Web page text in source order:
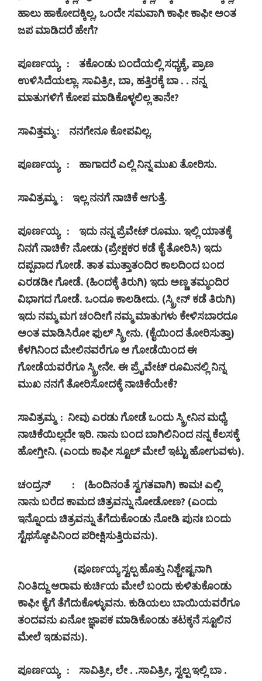
ಹಾಲು ಹಾಕೋದಕ್ಕಿಲ್ಲ, ಒಂದೇ ಸಮವಾಗಿ ಕಾಫೀ ಕಾಫೀ ಅಂತ
ಜಪ ಮಾಡಿದರೆ ಹೇಗೆ?
ಪೂರ್ಣಯ್ಯ: ತಕೊಂಡು ಬಂದೆಯಲ್ಲಿ ಸಧ್ಯಕ್ಕೆ, ಪ್ರಾಣ
ಉಳಿಸಿದೆಯಲ್ಲಾ. ಸಾವಿತ್ರೀ, ಬಾ, ಹತ್ತಿರಕ್ಕೆ ಬಾ . . ನನ್ನ
ಮಾತುಗಳಿಗೆ ಕೋಪ ಮಾಡಿಕೊಳ್ಳಲಿಲ್ಲ ತಾನೇ?
ಸಾವಿತ್ತಮ್ಮ : ನನಗೇನೂ ಕೋಪವಿಲ್ಲ.
ಪೂರ್ಣಯ್ಯ: ಹಾಗಾದರೆ ಎಲ್ಲಿ ನಿನ್ನ ಮುಖ ತೋರಿಸು.
ಸಾವಿತ್ರಮ್ಮ: ಇಲ್ಲ ನನಗೆ ನಾಚಿಕೆ ಆಗುತ್ತೆ.
ಪೂರ್ಣಯ್ಯ: ಇದು ನನ್ನ ಪ್ರೆವೇಟ್ ರೂಮು. ಇಲ್ಲಿ ಯಾತಕ್ಕೆ
ನಿನಗೆ ನಾಚಿಕೆ? ನೋಡು (ಪ್ರೇಕ್ಷಕರ ಕಡೆ ಕೈ ತೋರಿಸಿ) ಇದು
ದಪ್ಪವಾದ ಗೋಡೆ. ತಾತ ಮುತ್ತಾತಂದಿರ ಕಾಲದಿಂದ ಬಂದ
ಎರಡಡೀ ಗೋಡೆ. (ಹಿಂದಕ್ಕೆ ತಿರುಗಿ) ಇದು ಅಣ್ಣ ತಮ್ಮಂದಿರ
ವಿಭಾಗದ ಗೋಡೆ. ಒಂದೂ ಕಾಲಡೀದು. (ಸ್ಕ್ರೀನ್ ಕಡೆ ತಿರುಗಿ)
ಇದು ನಮ್ಮ ಮಗ ಚಂದೀಗೆ ನಮ್ಮ ಮಾತುಗಳು ಕೇಳಿಸಬಾರದೂ
ಅಂತ ಮಾಡಿಸಿರೋ ಫುಲ್ ಸ್ಕ್ರೀನು. (ಕೈಯಿಂದ ತೋರಿಸುತ್ತಾ)
ಕೆಳಗಿನಿಂದ ಮೇಲಿನವರೆಗೂ ಆ ಗೋಡೆಯಿಂದ ಈ
ಗೋಡೆಯವರೆಗೂ ಸ್ಕ್ರೀನೇ. ಈ ಪ್ರೈವೇಟ್ ರೂಮಿನಲ್ಲಿ ನಿನ್ನ
ಮುಖ ನನಗೆ ತೋರಿಸೋದಕ್ಕೆ ನಾಚಿಕೆಯೇಕೆ?
ಸಾವಿತ್ರಮ್ಮ: ನೀವು ಎರಡು ಗೋಡೆ ಒಂದು ಸ್ಕ್ರೀನಿನ ಮಧ್ಯೆ
ನಾಚಿಕೆಯಿಲ್ಲದೇ ಇರಿ. ನಾನು ಬಂದ ಬಾಗಿಲಿನಿಂದ ನನ್ನ ಕೆಲಸಕ್ಕೆ
ಹೋಗ್ತೀನಿ. (ಎಂದು ಕಾಫೀ ಸ್ಟೂಲ್ ಮೇಲೆ ಇಟ್ಟು ಹೋಗುವಳು).
ಚಂದ್ರನ್ : (ಹಿಂದಿನಂತೆ ಸ್ವಗತವಾಗಿ) ಕಾಮ! ಎಲ್ಲಿ
ನಾನು ಬರೆದ ಕಾಮದ ಚಿತ್ರವನ್ನು ನೋಡೋಣ? (ಎಂದು
ಇನ್ನೊಂದು ಚಿತ್ರವನ್ನು ತೆಗೆದುಕೊಂಡು ನೋಡಿ ಪುನಃ ಬಂದು
ಸ್ಟೆಥಸ್ಕೋಪಿನಿಂದ ಪರೀಕ್ಷಿಸುತ್ತಿರುವನು).
(ಪೂರ್ಣಯ್ಯ ಸ್ವಲ್ಪ ಹೊತ್ತು ನಿಶ್ಚೇಷ್ಟನಾಗಿ
ನಿಂತಿದ್ದು ಆರಾಮ ಕುರ್ಚಿಯ ಮೇಲೆ ಬಂದು ಕುಳಿತುಕೊಂಡು
ಕಾಫೀ ಕೈಗೆ ತೆಗೆದುಕೊಳ್ಳುವನು. ಕುಡಿಯಲು ಬಾಯಿಯವರೆಗೂ
ತಂದವನು ಏನೋ ಜ್ಞಾಪಕ ಮಾಡಿಕೊಂಡು ತಟಕ್ಕನೆ ಸ್ಟೂಲಿನ
ಮೇಲೆ ಇಡುವನು).
ಪೂರ್ಣಯ್ಯ: ಸಾವಿತ್ರೀ, ಲೇ . .ಸಾವಿತ್ರೀ, ಸ್ವಲ್ಪ ಇಲ್ಲಿ ಬಾ .